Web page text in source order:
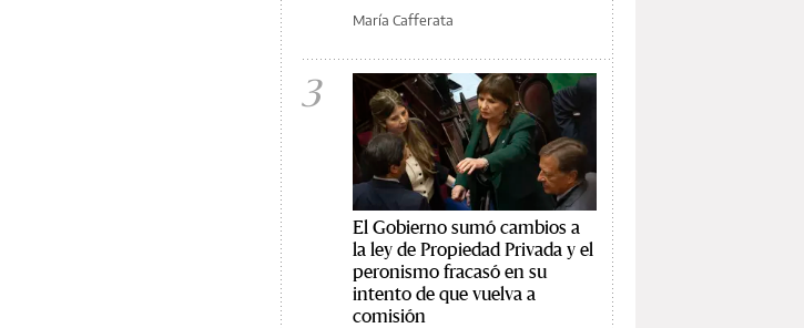
María Cafferata
3
El Gobierno sumó cambios a
la ley de Propiedad Privada y el
peronismo fracasó en su
intento de que vuelva a
comisión